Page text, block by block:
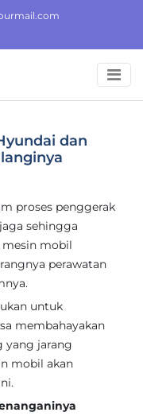
dan
proses penggerak
sehingga
mobil
perawatan
untuk
membahayakan
yang jarang
mobil akan